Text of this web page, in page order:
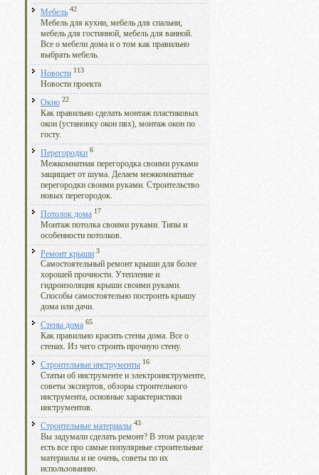
Мебель 42
Мебель для кухни, мебель для спальни,
мебель для гостинной, мебель для ванной.
Все о мебели дома и о том как правильно
выбрать мебель.
Новости 113
Новости проекта
Окно 22
Как правильно сделать монтаж пластиковых
окон (установку окон пвх), монтаж окон по
госту.
Перегородки 6
Межкомнатная перегородка своими руками
защищает от шума. Делаем межкомнатные
перегородки своими руками. Строительство
новых перегородок.
Потолок дома 17
Монтаж потолка своими руками. Типы и
особенности потолков.
Ремонт крыши 3
Самостоятельный ремонт крыши для более
хорошей прочности. Утепление и
гидроизоляция крыши своими руками.
Способы самостоятельно построить крышу
дома или дачи.
Стены дома 65
Как правильно красить стены дома. Все о
стенах. Из чего строить прочную стену.
Строительные инструменты 16
Статьи об инструменте и электроинструменте,
советы экспертов, обзоры строительного
инструмента, основные характеристики
инструментов.
Строительные материалы 43
Вы задумали сделать ремонт? В этом разделе
есть все про самые популярные строительные
материалы и не очень, советы по их
использованию.